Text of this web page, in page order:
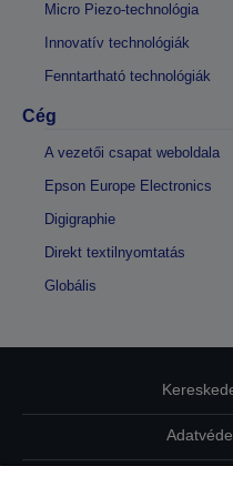
Micro Piezo-technológia
Innovatív technológiák
Fenntartható technológiák
Cég
A vezetői csapat weboldala
Epson Europe Electronics
Digigraphie
Direkt textilnyomtatás
Globális